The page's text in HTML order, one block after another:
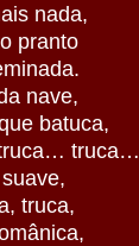
nada,
pranto
nave,
batuca,
truca…
truca,